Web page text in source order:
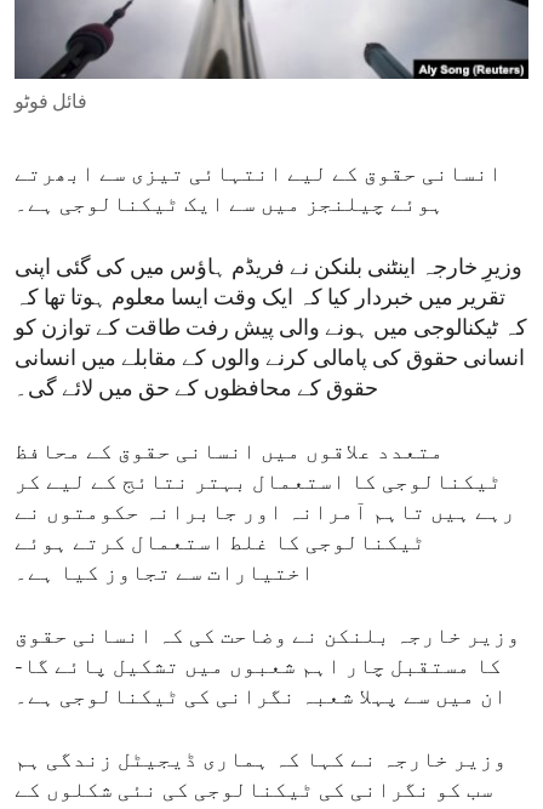
ENVIRONMENT AND HEALTH
IDEALS AND INSTITUTIONS
فائل فوٹو
انسانی حقوق کے لیے انتہائی تیزی سے ابھرتے
ہوئے چیلنجز میں سے ایک ٹیکنالوجی ہے۔
وزیرِ خارجہ اینٹنی بلنکن نے فریڈم ہاؤس میں کی گئی اپنی
تقریر میں خبردار کیا کہ ایک وقت ایسا معلوم ہوتا تھا کہ
کہ ٹیکنالوجی میں ہونے والی پیش رفت طاقت کے توازن کو
انسانی حقوق کی پامالی کرنے والوں کے مقابلے میں انسانی
حقوق کے محافظوں کے حق میں لائے گی۔
متعدد علاقوں میں انسانی حقوق کے محافظ
ٹیکنالوجی کا استعمال بہتر نتائج کے لیے کر
رہے ہیں تاہم آمرانہ اور جابرانہ حکومتوں نے
ٹیکنالوجی کا غلط استعمال کرتے ہوئے
اختیارات سے تجاوز کیا ہے۔
وزیر خارجہ بلنکن نے وضاحت کی کہ انسانی حقوق
کا مستقبل چار اہم شعبوں میں تشکیل پائے گا-
ان میں سے پہلا شعبہ نگرانی کی ٹیکنالوجی ہے۔
وزیر خارجہ نے کہا کہ ہماری ڈیجیٹل زندگی ہم
سب کو نگرانی کی ٹیکنالوجی کی نئی شکلوں کے